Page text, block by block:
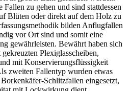
zu gehen und sind stattdessen
Blüten oder direkt auf dem Holz zu
bilden Anflugfallen
vor Ort sind und somit eine
gewährleisten. Bewährt haben sich
Plexiglasscheiben,
mit Konservierungsflüssigkeit
zweiten Fallentyp wurden etwas
Schlitzfallen eingesetzt,